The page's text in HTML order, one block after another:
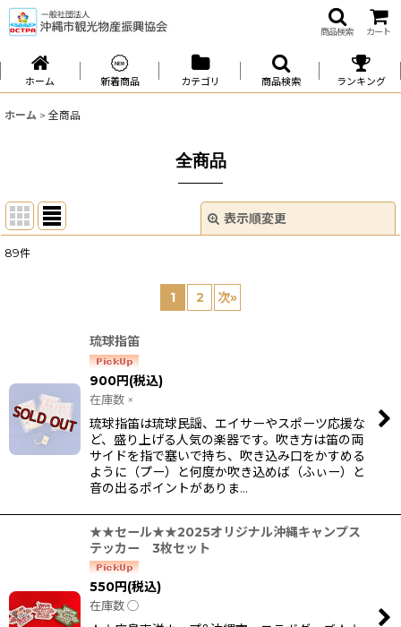
商品検索 カート
ホーム 新着商品 カテゴリ 商品検索 ランキング
ホーム > 全商品
全商品
表示順変更
89件
1 2 次»
琉球指笛
900円(税込)
在庫数 ×
琉球指笛は琉球民謡、エイサーやスポーツ応援な
ど、盛り上げる人気の楽器です。吹き方は笛の両
サイドを指で塞いで持ち、吹き込み口をかすめる
ように（プー）と何度か吹き込めば（ふぃー）と
音の出るポイントがありま…
★★セール★★2025オリジナル沖縄キャンプス
テッカー 3枚セット
550円(税込)
在庫数 ◯